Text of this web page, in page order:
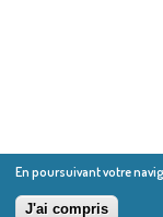
En poursuivant votre
J'ai compris